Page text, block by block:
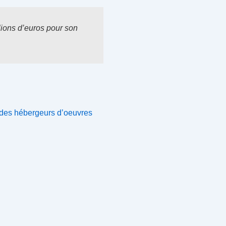
d’euros pour son
hébergeurs d’oeuvres